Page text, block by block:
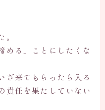
める」ことにしたくな
ざ来てもらったら入る
責任を果たしていない